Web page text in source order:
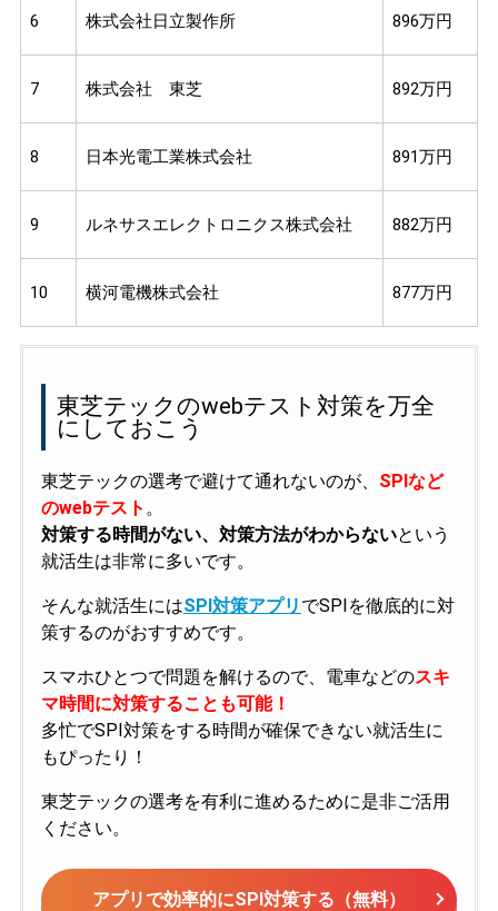
6 株式会社日立製作所 896万円
7 株式会社 東芝 892万円
8 日本光電工業株式会社 891万円
9 ルネサスエレクトロニクス株式会社 882万円
10 横河電機株式会社 877万円
東芝テックのwebテスト対策を万全
にしておこう
東芝テックの選考で避けて通れないのが、 SPIなど
のwebテスト 。
対策する時間がない、対策方法がわからないという
就活生は非常に多いです。
そんな就活生にはSPI対策アプリ でSPIを徹底的に対
策するのがおすすめです。
スマホひとつで問題を解けるので、電車などのスキ
マ時間に対策することも可能！
多忙でSPI対策をする時間が確保できない就活生に
もぴったり！
東芝テックの選考を有利に進めるために是非ご活用
ください。
アプリで効率的にSPI対策する（無料）